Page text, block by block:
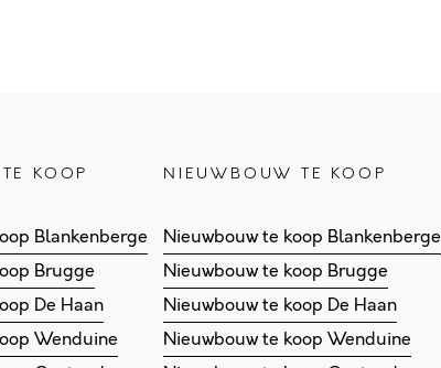
KOOP
Blankenberge
Brugge
De Haan
Wenduine
NIEUWBOUW TE KOOP
Nieuwbouw te koop Blankenberge
Nieuwbouw te koop Brugge
Nieuwbouw te koop De Haan
Nieuwbouw te koop Wenduine